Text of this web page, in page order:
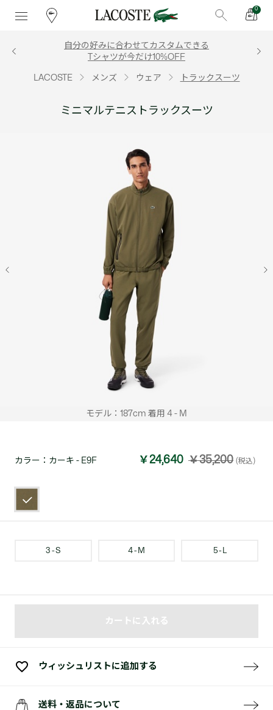
0
自分の好みに合わせてカスタムできる
Tシャツが今だけ10%OFF
LACOSTE メンズ ウェア トラックスーツ
ミニマルテニストラックスーツ
モデル：187cm 着用 4 - M
カラー： カーキ - E9F ￥24,640 ￥35,200 (税込)
3 - S 4 - M 5 - L
カートに入れる
ウィッシュリストに追加する
送料・返品について